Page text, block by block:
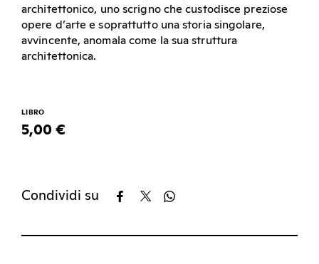
architettonico, uno scrigno che custodisce preziose
opere d’arte e soprattutto una storia singolare,
avvincente, anomala come la sua struttura
architettonica.
LIBRO
5,00 €
Condividi su